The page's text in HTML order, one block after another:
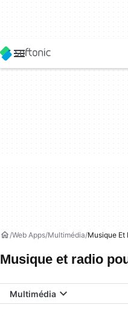
Web Apps Multimédia Musique Et
Musique et radio
Multimédia